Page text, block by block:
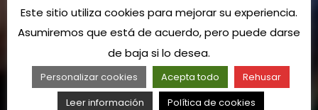
Este sitio utiliza cookies para mejorar su experiencia.
Asumiremos que está de acuerdo, pero puede darse
de baja si lo desea.
Personalizar cookies Acepta todo
Rehusar
Leer información
Política de cookies